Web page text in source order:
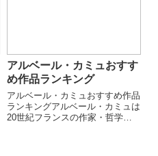
アルベール・カミュおすす
め作品ランキング
アルベール・カミュおすすめ作品
ランキングアルベール・カミュは
20世紀フランスの作家・哲学者